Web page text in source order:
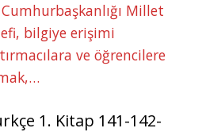
Millet
bilgiye erişimi
ve öğrencilere
1. Kitap 141-142-